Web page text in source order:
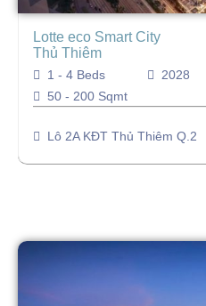
Lotte eco Smart City
Thủ Thiêm
1 - 4 Beds
2028
50 - 200 Sqmt
Lô 2A KĐT Thủ Thiêm Q.2